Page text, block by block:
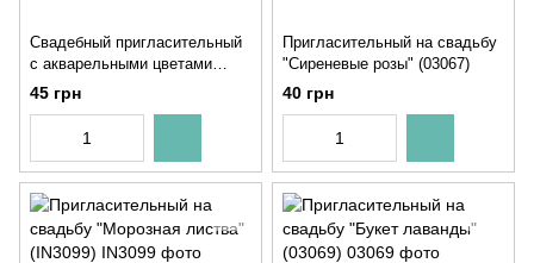
Свадебный пригласительный
с акварельными цветами
(IN4057)
45 грн
Пригласительный на свадьбу
"Сиреневые розы" (03067)
40 грн